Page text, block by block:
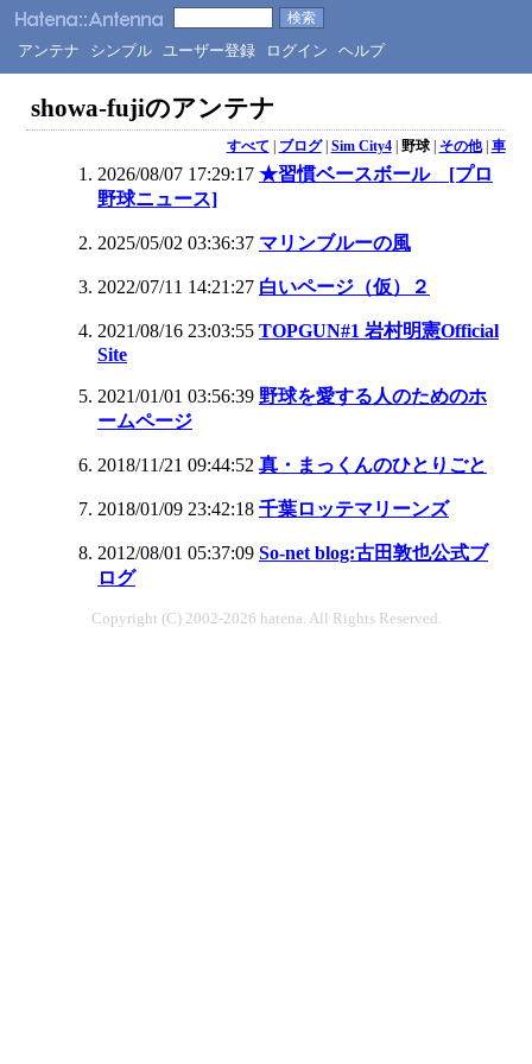
アンテナ シンプル ユーザー登録 ログイン ヘルプ
showa-fujiのアンテナ
すべて | ブログ| Sim City4| 野球| その他| 車
2026/08/07 17:29:17 ★習慣ベースボール [プロ
野球ニュース]
2025/05/02 03:36:37 マリンブルーの風
2022/07/11 14:21:27 白いページ（仮）２
2021/08/16 23:03:55 TOPGUN#1 岩村明憲Official
Site
2021/01/01 03:56:39 野球を愛する人のためのホ
ームページ
2018/11/21 09:44:52 真・まっくんのひとりごと
2018/01/09 23:42:18 千葉ロッテマリーンズ
2012/08/01 05:37:09 So-net blog:古田敦也公式ブ
ログ
Copyright (C) 2002-2026 hatena. All Rights Reserved.